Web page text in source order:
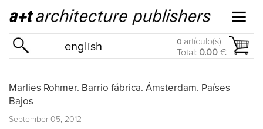
english 0 artículo(s)
Total: 0.00 €
Marlies Rohmer. Barrio fábrica. Ámsterdam. Países
Bajos
September 05, 2012